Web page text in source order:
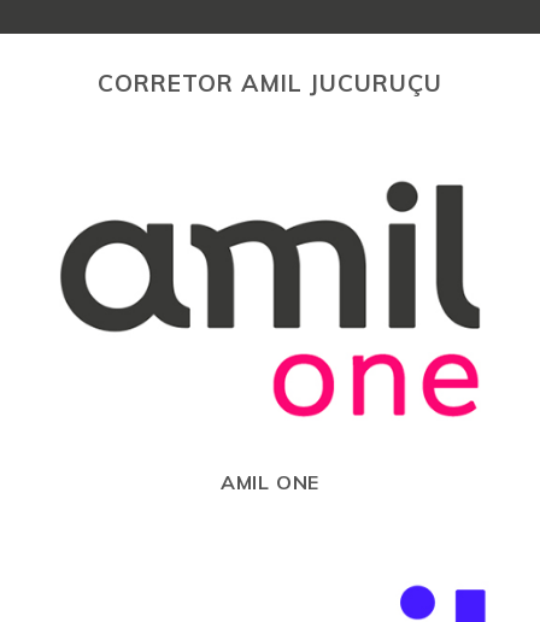
CORRETOR AMIL JUCURUÇU
AMIL ONE